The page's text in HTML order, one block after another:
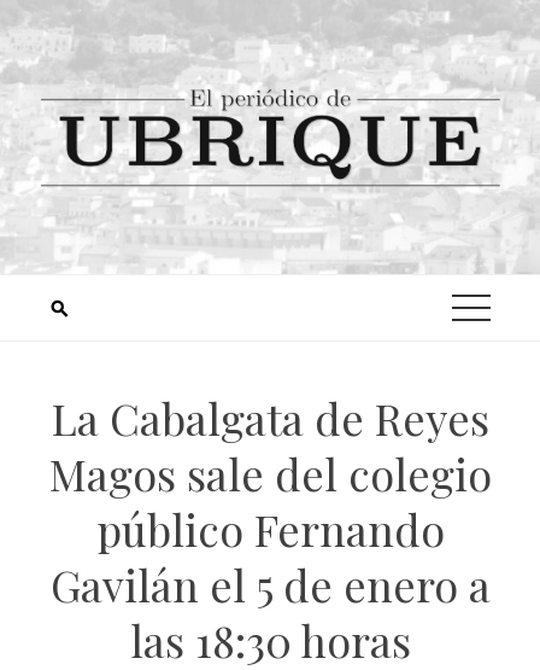
La Cabalgata de Reyes
Magos sale del colegio
público Fernando
Gavilán el 5 de enero a
las 18:30 horas